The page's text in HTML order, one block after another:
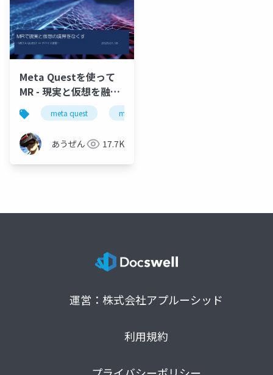
Meta Questを使って
MR - 現実と仮想を融合
する デバイス連動編 -
meta quest mr
あうぜん 17.7K
運営：株式会社アプルーシッド
利用規約